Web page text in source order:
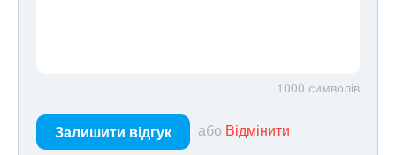
1000 символів
Залишити відгук або Відмінити